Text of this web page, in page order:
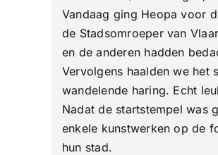
Vandaag ging Heopa voor
de Stadsomroeper van
en de anderen hadden
Vervolgens haalden we het
wandelende haring. Echt
Nadat de startstempel was
enkele kunstwerken op de
hun stad.